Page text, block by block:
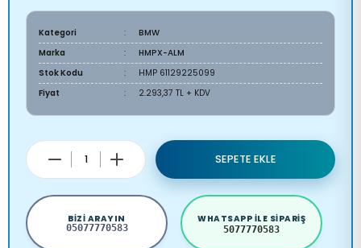
Kategori
BMW
Marka
HMPX-ALM
Stok Kodu
HMP 61129225099
Fiyat
2.293,37 TL + KDV
SEPETE EKLE
BIZI ARAYIN
05077770583
WHATSAPP ILE SIPARIŞ
5077770583